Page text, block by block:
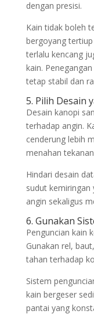
dengan presisi.
Kain tidak boleh
bergoyang
terlalu kencang
kain.
tetap stabil dan
5. Pilih Desain
Desain kanopi
terhadap angin.
cenderung lebih
menahan
Hindari desain
sudut
angin sekaligus
6. Gunakan
Penguncian kain
Gunakan rel,
tahan terhadap
Sistem
kain bergeser
pantai yang